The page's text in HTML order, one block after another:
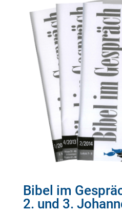
Bibel im
2. und 3.